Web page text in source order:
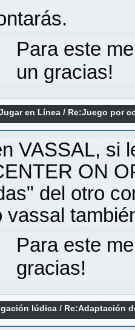
Para este
un gracias!
en Línea / Re:Juego por
VASSAL, si
ON
del otro
vassal
Para este
gracias!
lúdica / Re:Adaptación